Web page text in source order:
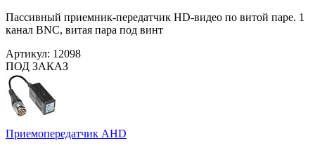
Пассивный приемник-передатчик HD-видео по витой паре. 1
канал BNC, витая пара под винт
Артикул: 12098
ПОД ЗАКАЗ
Приемопередатчик AHD